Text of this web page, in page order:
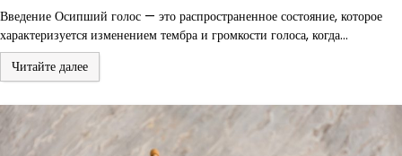
Введение Осипший голос — это распространенное состояние, которое
характеризуется изменением тембра и громкости голоса, когда…
Читайте далее